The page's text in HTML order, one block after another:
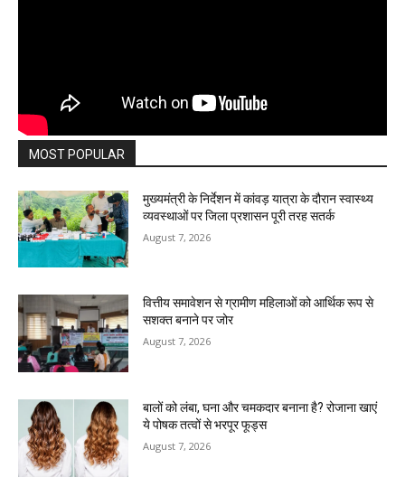
MOST POPULAR
मुख्यमंत्री के निर्देशन में कांवड़ यात्रा के दौरान स्वास्थ्य
व्यवस्थाओं पर जिला प्रशासन पूरी तरह सतर्क
August 7, 2026
वित्तीय समावेशन से ग्रामीण महिलाओं को आर्थिक रूप से
सशक्त बनाने पर जोर
August 7, 2026
बालों को लंबा, घना और चमकदार बनाना है? रोजाना खाएं
ये पोषक तत्वों से भरपूर फूड्स
August 7, 2026